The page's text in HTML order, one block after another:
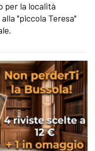
per la località
"piccola Teresa"